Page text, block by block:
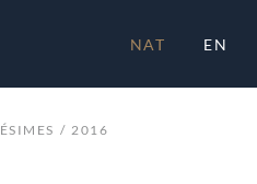
NAT EN
2016